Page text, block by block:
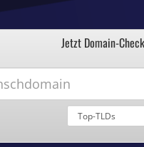
Profi
Hosting ohne
Domains für
2
3
5
Jetzt Domain-